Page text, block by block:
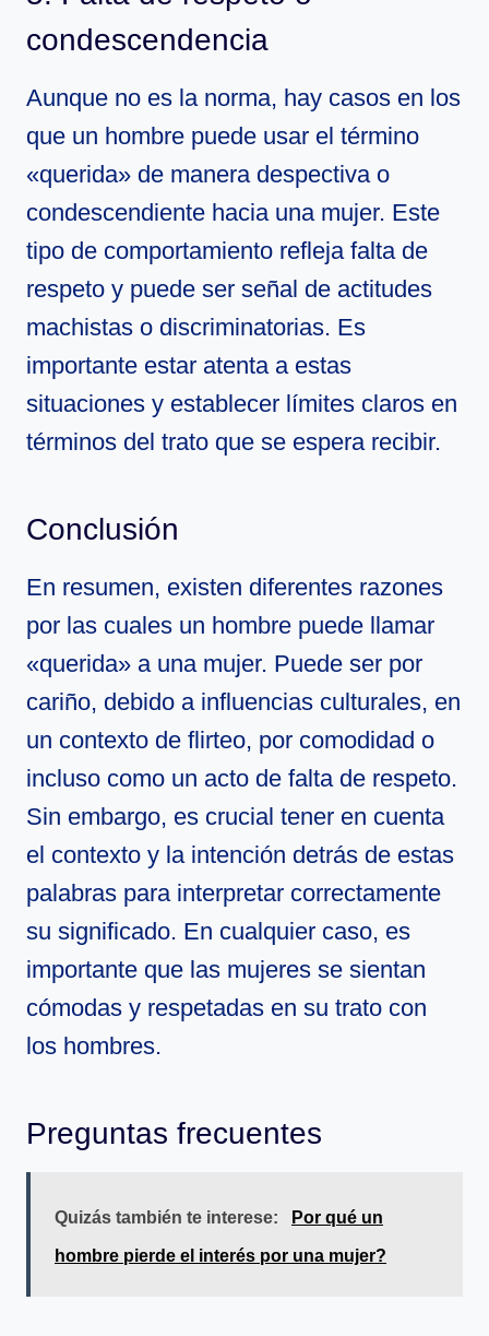
condescendencia
Aunque no es la norma, hay casos en los
que un hombre puede usar el término
«querida» de manera despectiva o
condescendiente hacia una mujer. Este
tipo de comportamiento refleja falta de
respeto y puede ser señal de actitudes
machistas o discriminatorias. Es
importante estar atenta a estas
situaciones y establecer límites claros en
términos del trato que se espera recibir.
Conclusión
En resumen, existen diferentes razones
por las cuales un hombre puede llamar
«querida» a una mujer. Puede ser por
cariño, debido a influencias culturales, en
un contexto de flirteo, por comodidad o
incluso como un acto de falta de respeto.
Sin embargo, es crucial tener en cuenta
el contexto y la intención detrás de estas
palabras para interpretar correctamente
su significado. En cualquier caso, es
importante que las mujeres se sientan
cómodas y respetadas en su trato con
los hombres.
Preguntas frecuentes
Quizás también te interese: Por qué un
hombre pierde el interés por una mujer?